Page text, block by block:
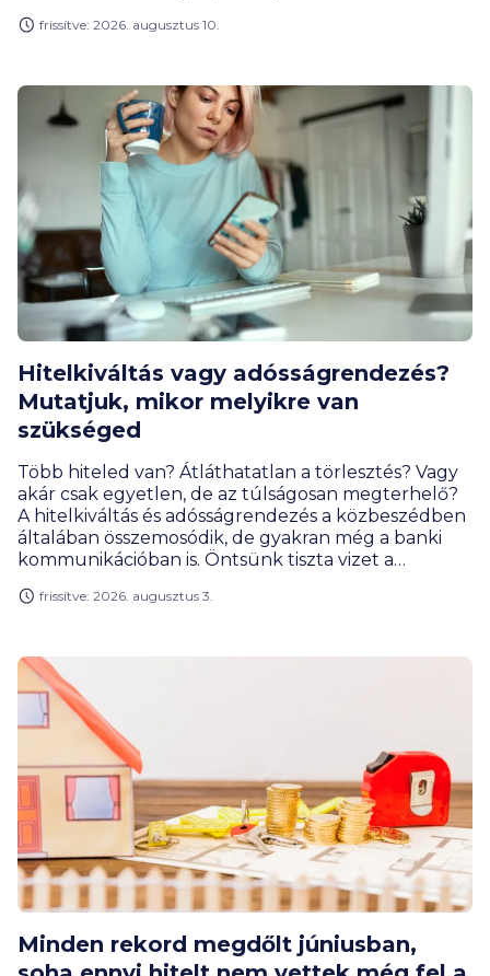
frissítve: 2026. augusztus 10.
Hitelkiváltás vagy adósságrendezés?
Mutatjuk, mikor melyikre van
szükséged
Több hiteled van? Átláthatatlan a törlesztés? Vagy
akár csak egyetlen, de az túlságosan megterhelő?
A hitelkiváltás és adósságrendezés a közbeszédben
általában összemosódik, de gyakran még a banki
kommunikációban is. Öntsünk tiszta vizet a
beszélünk, és milyen élethelyzetben lehet
frissítve: 2026. augusztus 3.
Minden rekord megdőlt júniusban,